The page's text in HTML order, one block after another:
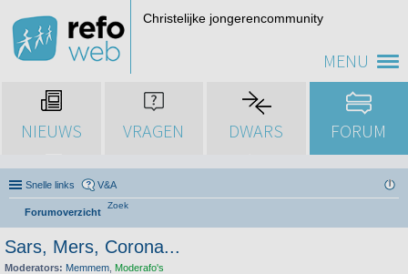
MENU
Christelijke jongerencommunity
NIEUWS VRAGEN DWARS FORUM
Snelle links V&A
Forumoverzicht
Zoek
Sars, Mers, Corona...
Moderators: Memmem Moderafo's